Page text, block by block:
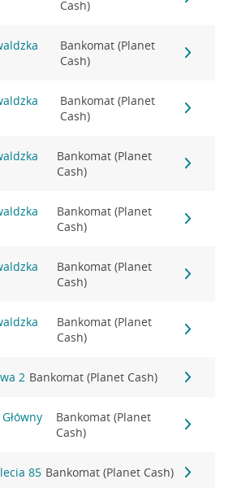
Cash)
Bankomat (Planet
Cash)
Bankomat (Planet
Cash)
Bankomat (Planet
Cash)
Bankomat (Planet
Cash)
Bankomat (Planet
Cash)
Bankomat (Planet
Cash)
2 Bankomat (Planet Cash)
Bankomat (Planet
Cash)
85 Bankomat (Planet Cash)